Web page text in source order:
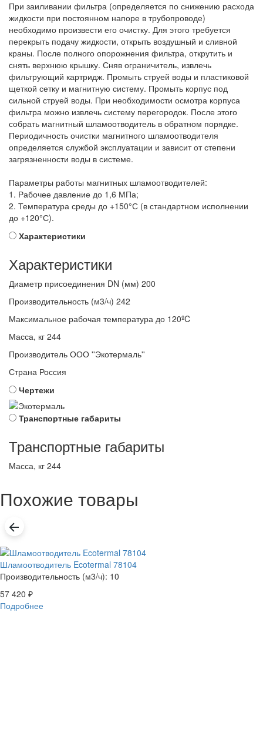
При заиливании фильтра (определяется по снижению расхода
жидкости при постоянном напоре в трубопроводе)
необходимо произвести его очистку. Для этого требуется
перекрыть подачу жидкости, открыть воздушный и сливной
краны. После полного опорожнения фильтра, открутить и
снять верхнюю крышку. Сняв ограничитель, извлечь
фильтрующий картридж. Промыть струей воды и пластиковой
щеткой сетку и магнитную систему. Промыть корпус под
сильной струей воды. При необходимости осмотра корпуса
фильтра можно извлечь систему перегородок. После этого
собрать магнитный шламоотводитель в обратном порядке.
Периодичность очистки магнитного шламоотводителя
определяется службой эксплуатации и зависит от степени
загрязненности воды в системе.
Параметры работы магнитных шламоотводителей:
1. Рабочее давление до 1,6 МПа;
2. Температура среды до +150°С (в стандартном исполнении
до +120°С).
Характеристики
Характеристики
Диаметр присоединения DN (мм) 200
Производительность (м3/ч) 242
Максимальное рабочая температура до 120ºC
Масса, кг 244
Производитель ООО ''Экотермаль''
Страна Россия
Чертежи
Транспортные габариты
Транспортные габариты
Масса, кг 244
Похожие товары
Шламоотводитель Ecotermal 78104
Производительность (м3/ч): 10
57 420 ₽
Подробнее